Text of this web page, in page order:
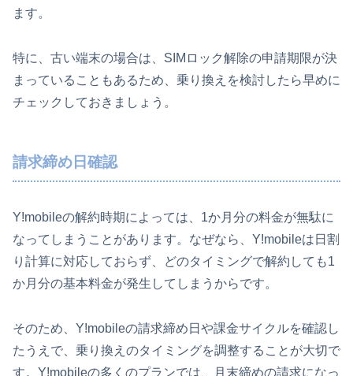
ます。
特に、古い端末の場合は、SIMロック解除の申請期限が決
まっていることもあるため、乗り換えを検討したら早めに
チェックしておきましょう。
請求締め日確認
Y!mobileの解約時期によっては、1か月分の料金が無駄に
なってしまうことがあります。なぜなら、Y!mobileは日割
り計算に対応しておらず、どのタイミングで解約しても1
か月分の基本料金が発生してしまうからです。
そのため、Y!mobileの請求締め日や課金サイクルを確認し
たうえで、乗り換えのタイミングを調整することが大切で
す。Y!mobileの多くのプランでは、月末締めの請求になっ